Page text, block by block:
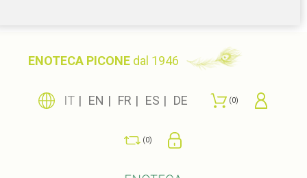
ENOTECA PICONE dal 1946
IT EN FR ES DE 0
0